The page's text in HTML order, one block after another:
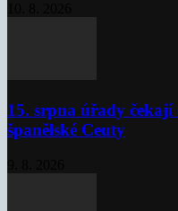
15. srpna úřady
španělské Ceuty